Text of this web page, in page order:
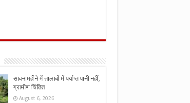
सावन महीने में तालाबों में पर्याप्त पानी नहीं,
ग्रामीण चिंतित
August 6, 2026